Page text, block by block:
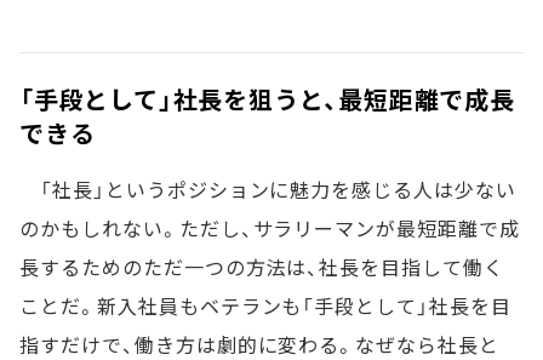
「手段として」社長を狙うと、最短距離で成長
できる
「社長」というポジションに魅力を感じる人は少ない
のかもしれない。ただし、サラリーマンが最短距離で成
長するためのただ一つの方法は、社長を目指して働く
ことだ。新入社員もベテランも「手段として」社長を目
指すだけで、働き方は劇的に変わる。なぜなら社長と